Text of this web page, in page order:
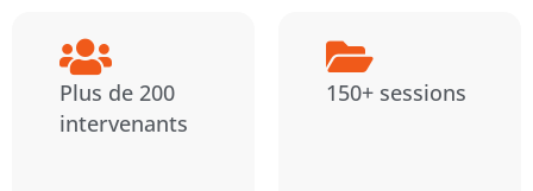
Plus de 200
intervenants
150+ sessions